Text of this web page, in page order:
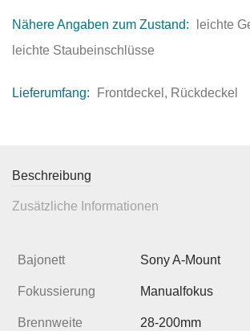
Nähere Angaben zum Zustand:
leichte
leichte Staubeinschlüsse
Lieferumfang: Frontdeckel, Rückdeckel
Beschreibung
Zusätzliche Informationen
Bajonett Sony A-Mount
Fokussierung Manualfokus
Brennweite 28-200mm